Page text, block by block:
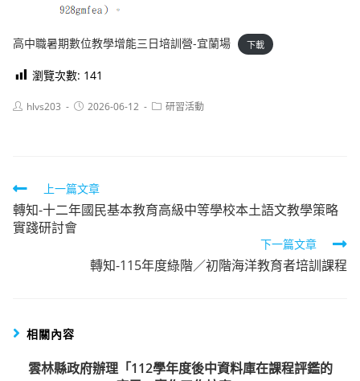
高中職暑期數位教學增能三日培訓營-宜蘭場 下載
瀏覽次數: 141
Posthlvs203
Post2026-06-12
Post研習活動
Read
more
articles
上一篇文章
轉知-十二年國民基本教育高級中等學校本土語文教學策略
實踐研討會
下一篇文章
轉知-115年度綠階／初階海洋教育者培訓課程
相關內容
雲林縣政府辦理「112學年度後中資料庫在課程評鑑的